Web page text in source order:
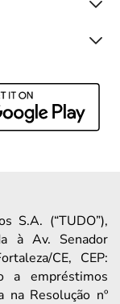
S.A. (“TUDO”),
à Av. Senador
CE, CEP:
a empréstimos
na Resolução nº